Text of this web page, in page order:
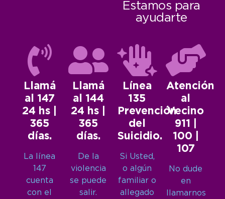
Estamos para
ayudarte
Llamá
al 147
24 hs |
365
días.
La línea
147
cuenta
con el
Llamá
al 144
24 hs |
365
días.
De la
violencia
se puede
salir.
Línea
135
Prevención
del
Suicidio.
Si Usted,
o algún
familiar o
allegado
Atención
al
Vecino
911 |
100 |
107
No dude
en
llamarnos